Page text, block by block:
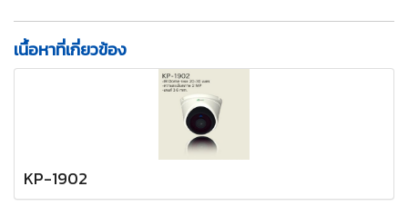
เนื้อหาที่เกี่ยวข้อง
KP-1902